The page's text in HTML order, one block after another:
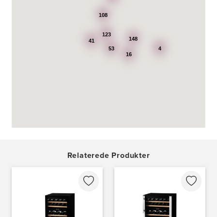
3831: Power Rødovre
Rødovre Centrum 90
2610 Rødovre
148
123
108
16
41
53
4
Relaterede Produkter